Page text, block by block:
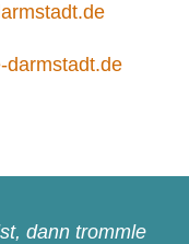
darmstadt.de
dann trommle